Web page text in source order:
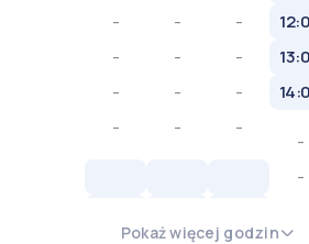
-
-
-
-
-
-
-
-
-
-
-
-
-
-
Pokaż więcej godzin